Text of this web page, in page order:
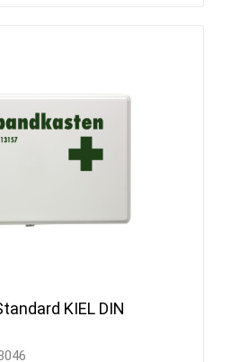
KIEL DIN